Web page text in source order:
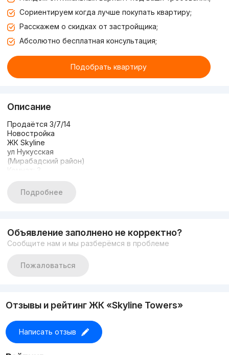
Сориентируем когда лучше покупать квартиру;
Расскажем о скидках от застройщика;
Абсолютно бесплатная консультация;
Подобрать квартиру
Описание
Продаётся 3/7/14
Новостройка
ЖК Skyline
ул Нукусская
(Мирабадский район)
Комнат: 3
Этажность; 14
Общая площадь: 71 м2
https://t.me/Kupisvoydom
9-77777-363
Подробнее
Объявление заполнено не корректно?
Сообщите нам и мы разберёмся в проблеме
Пожаловаться
Отзывы и рейтинг ЖК «Skyline Towers»
Написать отзыв